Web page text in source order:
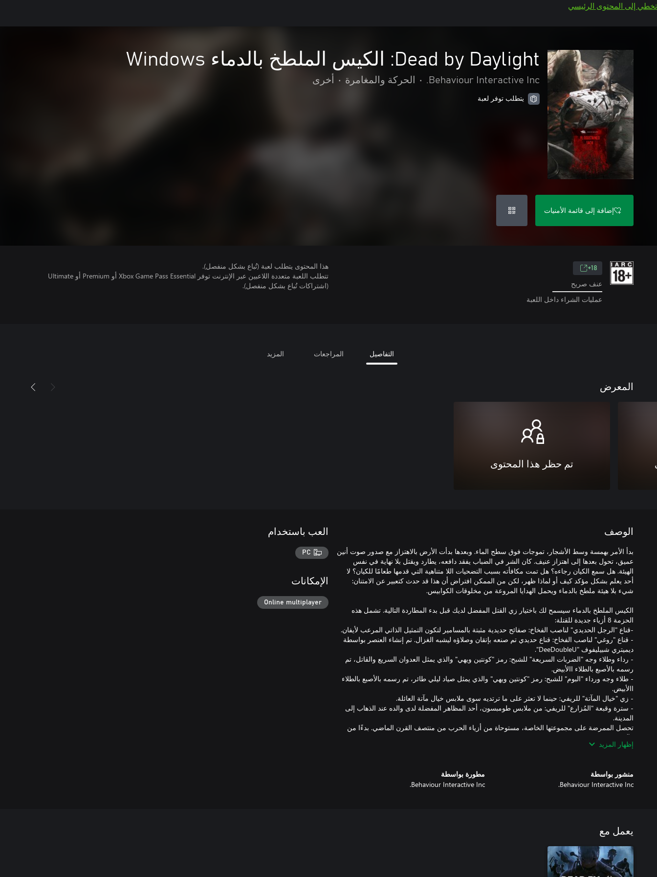
تخطي إلى المحتوى الرئيسي
Dead by Daylight: الكيس الملطخ بالدماء Windows
Behaviour Interactive Inc.
• الحركة والمغامرة • أخرى
يتطلب توفر لعبة
إضافة إلى قائمة الأمنيات
18+
عنف صريح
عمليات الشراء داخل اللعبة
هذا المحتوى يتطلب لعبة (تُباع بشكل منفصل).
تتطلب اللعبة متعددة اللاعبين عبر الإنترنت توفر Xbox Game Pass Essential أو Premium أو Ultimate
(اشتراكات تُباع بشكل منفصل).
التفاصيل المراجعات المزيد
المعرض
تم حظر هذا المحتوى
الوصف
بدأ الأمر بهمسة وسط الأشجار، تموجات فوق سطح الماء. وبعدها بدأت الأرض بالاهتزاز مع صدور صوت أنين
عميق، تحول بعدها إلى اهتزاز عنيف. كان الشر في الضباب يفقد دافعه، يطارد ويقتل بلا نهاية في نفس
الهيئة. هل سمع الكيان رجاءه؟ هل تمت مكافأته بسبب التضحيات اللا متناهية التي قدمها طعامًا للكيان؟ لا
أحد يعلم بشكل مؤكد كيف أو لماذا ظهر، لكن من الممكن افتراض أن هذا قد حدث كتعبير عن الامتنان:
الكيس الملطخ بالدماء سيسمح لك باختيار زي القتل المفضل لديك قبل بدء المطاردة التالية. تشمل هذه
- قناع "روغي" لناصب الفخاخ: قناع حديدي تم صنعه بإتقان وصلاؤه ليشبه الغزال. تم إنشاء العنصر بواسطة
- رداء وطلاء وجه "الضربات السريعة" للشبح: رمز "كونتين ويهي" والذي يمثل العدوان السريع والقاتل، تم
- طلاء وجه ورداء "البوم" للشبح: رمز "كونتين ويهي" والذي يمثل صياد ليلي طائر، تم رسمه بالأصبع بالطلاء
- سترة وقبعة "المُزارع" للريفي: من ملابس طومبسون، أحد المظاهر المفضلة لدى والده عند الذهاب إلى
تحصل الممرضة على مجموعتها الخاصة، مستوحاة من أزياء الحرب من منتصف القرن الماضي. بدءًا من
الآن ستتضمن عناصر تخصيص الكيس الملطخ بالدماء عنصري تخصيص جديدين، وسيتم إضافتهما إلى حسابك
- زي "ممرضة الحرب العالمية الثانية" للممرضة - زي تقليدي للممرضات في الخدمة العسكرية أثناء الحرب
العالمة الثانية.
إظهار المزيد
منشور بواسطة
Behaviour Interactive Inc.
مطورة بواسطة
Behaviour Interactive Inc.
العب باستخدام
PC
الإمكانات
Online multiplayer
يعمل مع